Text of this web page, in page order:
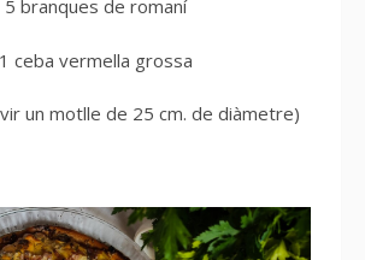
5 branques de romaní
1 ceba vermella grossa
un motlle de 25 cm. de diàmetre)